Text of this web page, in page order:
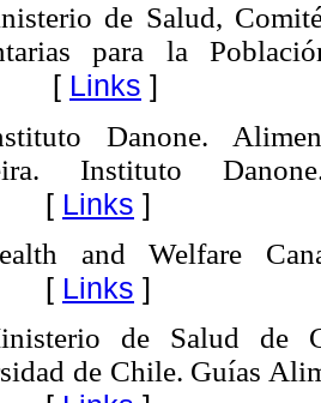
de Salud,
para la
[ Links ]
Danone.
Instituto
Links ]
and Welfare
Links ]
de Salud de
de Chile. Guías